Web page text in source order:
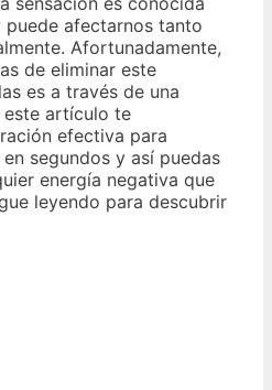
afectarnos tanto
Afortunadamente,
de eliminar este
es a través de una
este artículo te
efectiva para
segundos y así puedas
energía negativa que
leyendo para descubrir